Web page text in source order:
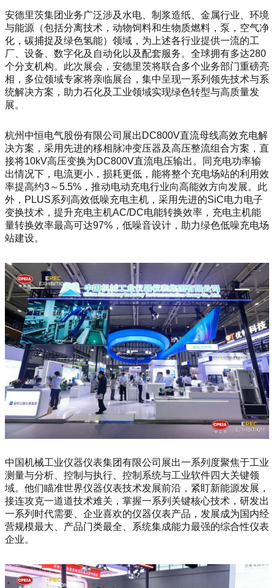
安德里茨集团业务广泛涉及水电、制浆造纸、金属行业、环境
与能源（包括分离技术，动物饲料和生物质燃料，泵，空气净
化，碳捕捉及绿色氢能）领域，为上述各行业提供一流的工
厂、设备、数字化及自动化以及配套服务。全球拥有多达280
个分支机构。此次展会，安德里茨将联合多个业务部门重磅亮
相，多位领域专家将亲临展台，集中呈现一系列领先技术与系
统解决方案，助力石化及工业领域实现绿色转型与高质量发
展。
杭州中恒电气股份有限公司展出DC800V直流母线高效充电解
决方案，采用先进的移相脉冲变压器及高压整流组合方案，直
接将10kV高压变换为DC800V直流电压输出。同充电功率输
出情况下，电流更小，损耗更低，能将整个充电场站的利用效
率提高约3～5.5%，推动电动充电行业向高能效方向发展。此
外，PLUS系列高效低噪充电主机，采用先进的SiC电力电子
变换技术，提升充电主机AC/DC电能转换效率，充电主机能
量转换效率最高可达97%，低噪音设计，助力绿色低噪充电场
站建设。
中国机械工业仪器仪表集团有限公司展出一系列度聚焦于工业
测量与分析、控制与执行、控制系统与工业软件四大关键领
域。他们瞄准世界仪器仪表技术发展前沿，紧盯新能源发展，
接连攻克一道道技术难关，掌握一系列关键核心技术，研发出
一系列时代需要、企业喜欢的仪器仪表产品，发展成为国内经
营规模最大、产品门类最全、系统集成能力最强的综合性仪表
企业。